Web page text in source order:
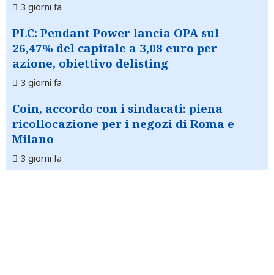
3 giorni fa
PLC: Pendant Power lancia OPA sul
26,47% del capitale a 3,08 euro per
azione, obiettivo delisting
3 giorni fa
Coin, accordo con i sindacati: piena
ricollocazione per i negozi di Roma e
Milano
3 giorni fa